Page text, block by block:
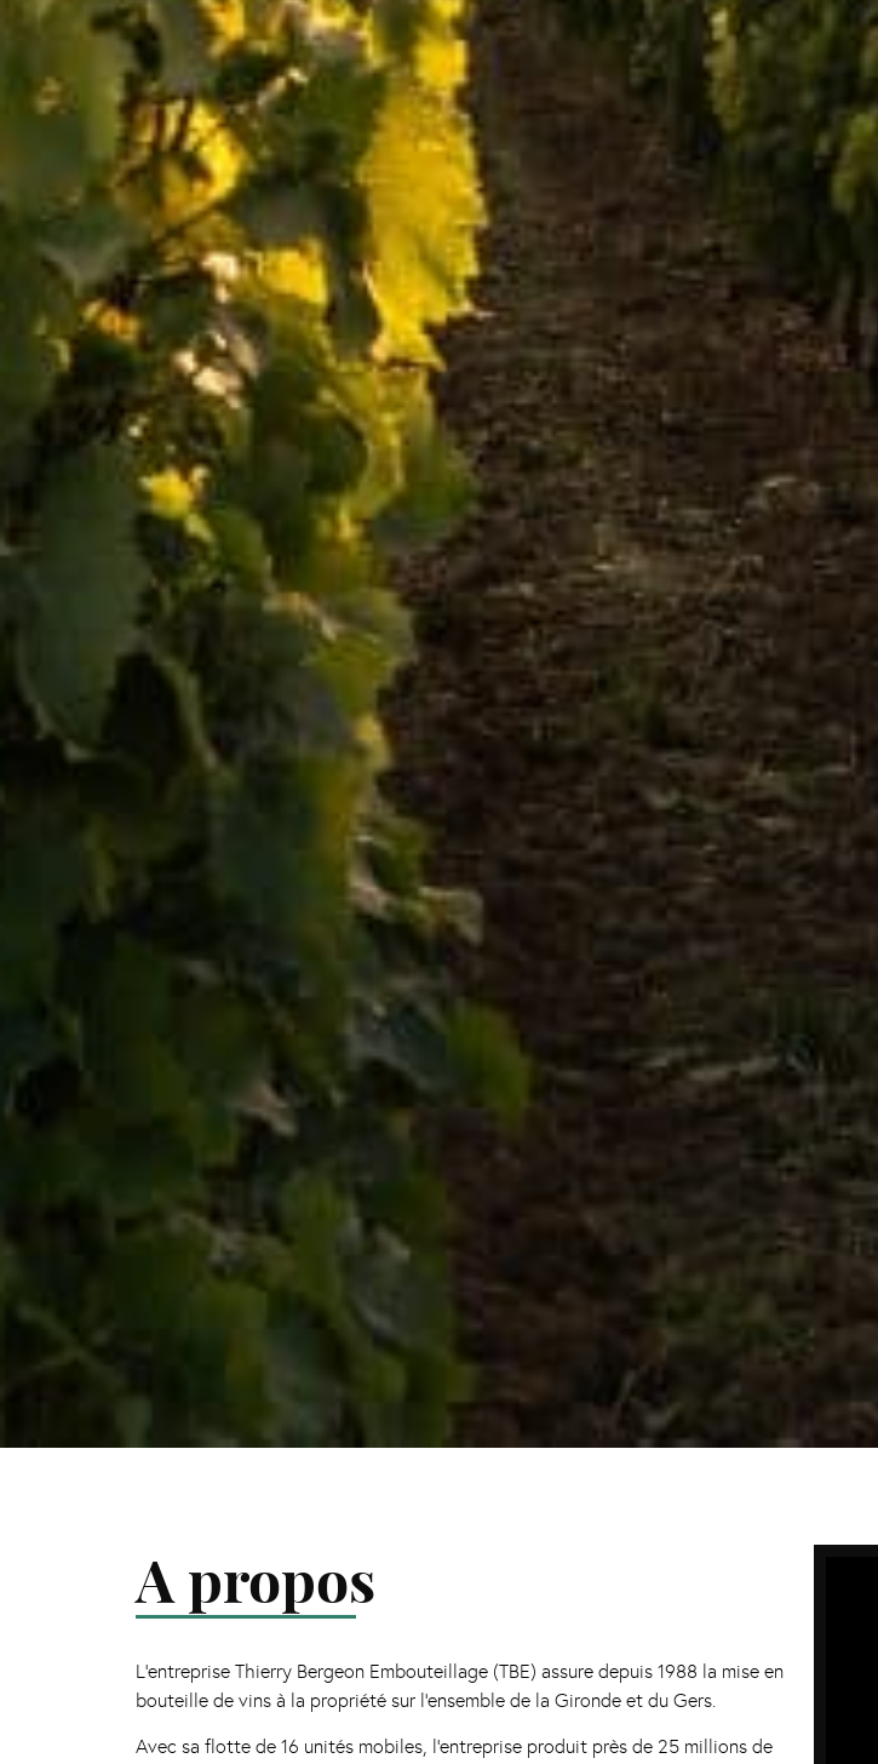
A propos
L’entreprise Thierry Bergeon Embouteillage (TBE) assure depuis 1988 la mise en
bouteille de vins à la propriété sur l’ensemble de la Gironde et du Gers.
Avec sa flotte de 16 unités mobiles, l’entreprise produit près de 25 millions de